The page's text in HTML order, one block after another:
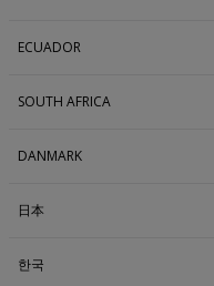
ECUADOR
SOUTH AFRICA
DANMARK
日本
한국